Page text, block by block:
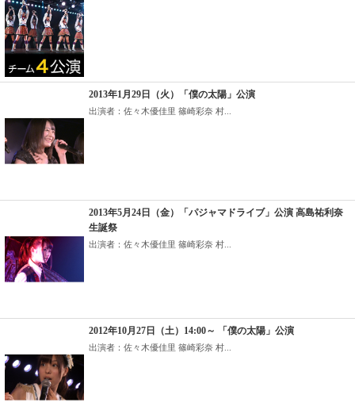
2013年1月29日（火）「僕の太陽」公演
出演者：佐々木優佳里 篠崎彩奈 村...
2013年5月24日（金）「パジャマドライブ」公演 高島祐利奈
生誕祭
出演者：佐々木優佳里 篠崎彩奈 村...
2012年10月27日（土）14:00～ 「僕の太陽」公演
出演者：佐々木優佳里 篠崎彩奈 村...